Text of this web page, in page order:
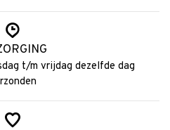
t/m vrijdag dezelfde dag